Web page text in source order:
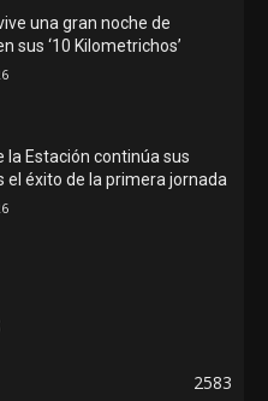
una gran noche de
sus ‘10 Kilometrichos’
la Estación continúa sus
el éxito de la primera jornada
2583